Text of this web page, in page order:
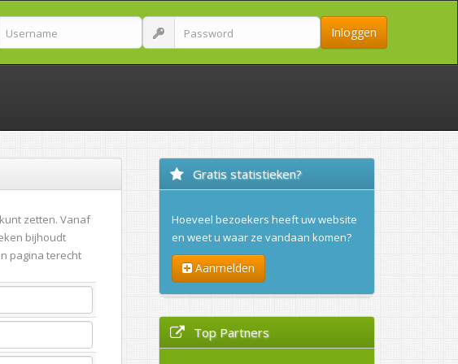
Inloggen
zetten. Vanaf
bijhoudt
pagina terecht
Gratis statistieken?
Hoeveel bezoekers heeft uw website
en weet u waar ze vandaan komen?
Aanmelden
Top Partners